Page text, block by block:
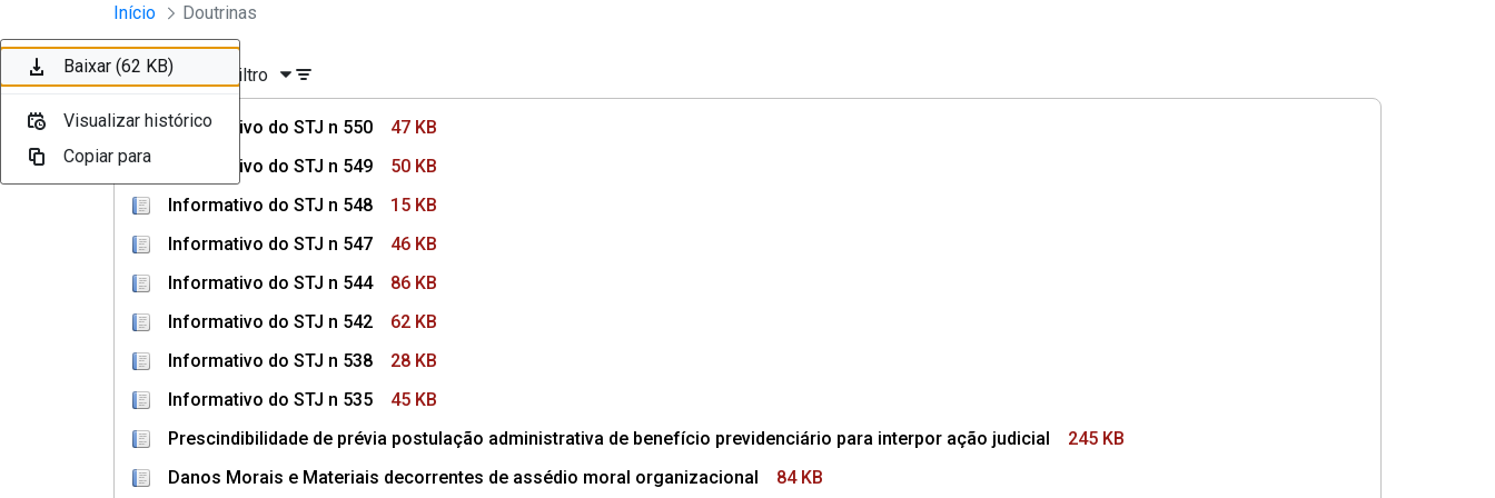
Pular para o Conteúdo principal
Instrumentos Jurídicos
Início Doutrinas
Ordenar Filtro
Informativo do STJ n 550
47 KB
Informativo do STJ n 549
50 KB
Informativo do STJ n 548
15 KB
Informativo do STJ n 547
46 KB
Informativo do STJ n 544
86 KB
Informativo do STJ n 542
62 KB
Informativo do STJ n 538
28 KB
Informativo do STJ n 535
45 KB
Prescindibilidade de prévia postulação administrativa de benefício previdenciário para interpor ação judicial
245 KB
Danos Morais e Materiais decorrentes de assédio moral organizacional
84 KB
Baixar (47 KB)
Visualizar histórico
Copiar para
Baixar (50 KB)
Visualizar histórico
Copiar para
Baixar (15 KB)
Visualizar histórico
Copiar para
Baixar (46 KB)
Visualizar histórico
Copiar para
Baixar (86 KB)
Visualizar histórico
Copiar para
Baixar (62 KB)
Visualizar histórico
Copiar para